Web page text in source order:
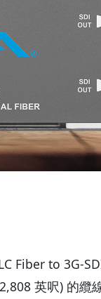
Fiber to 3G-
英呎) 的